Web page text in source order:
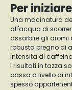
Per
Una macinatura
all'acqua di
assorbire gli aromi
robusta pregno di
intensita di
I risultati in tazza
bassa a livello di
spesso